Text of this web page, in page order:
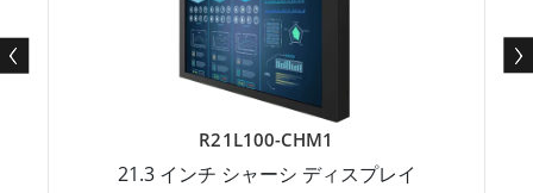
R21L100-CHM1
21.3 インチ シャーシ ディスプレイ